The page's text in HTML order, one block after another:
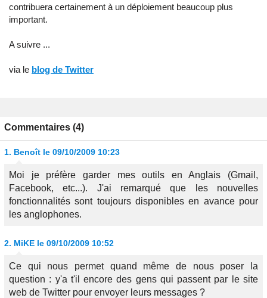
contribuera certainement à un déploiement beaucoup plus
important.
A suivre ...
via le blog de Twitter
Commentaires (4)
1. Benoît le 09/10/2009 10:23
Moi je préfère garder mes outils en Anglais (Gmail,
Facebook, etc...). J'ai remarqué que les nouvelles
fonctionnalités sont toujours disponibles en avance pour
les anglophones.
2. MiKE le 09/10/2009 10:52
Ce qui nous permet quand même de nous poser la
question : y'a t'il encore des gens qui passent par le site
web de Twitter pour envoyer leurs messages ?